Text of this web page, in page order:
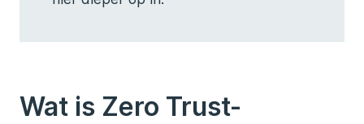
Wat is Zero Trust-